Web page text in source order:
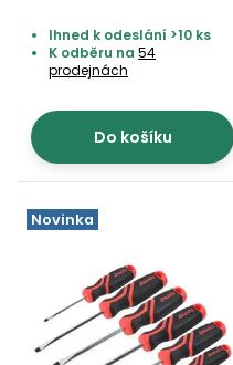
Ihned k odeslání >10 ks
K odběru na 54
prodejnách
Do košíku
Novinka